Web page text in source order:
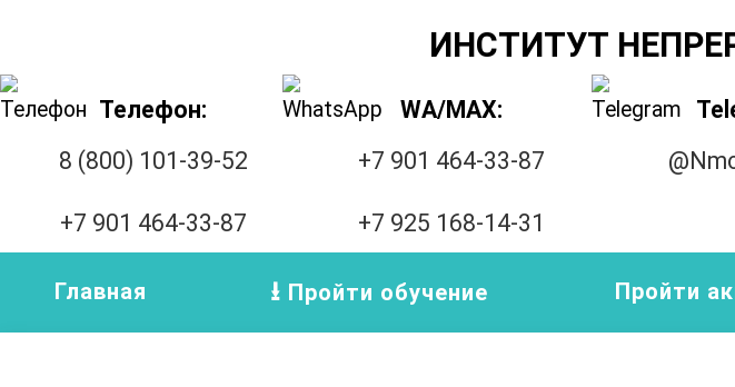
ИНСТИТУТ
Телефон:
8 (800) 101-39-52
+7 901 464-33-87
WA/MAX:
+7 901 464-33-87
+7 925 168-14-31
Главная Пройти обучение Пройти